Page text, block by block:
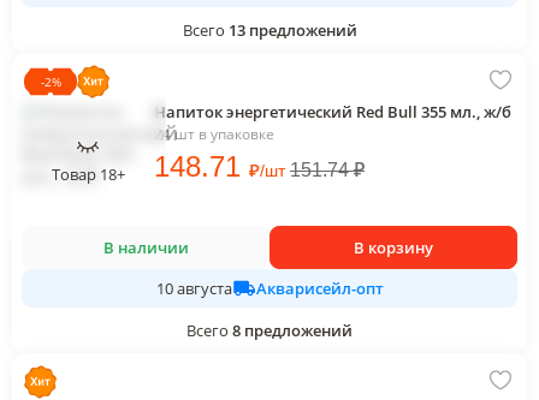
Всего 13 предложений
-2%
Товар 18+
Напиток энергетический Red Bull 355 мл., ж/б
24 шт в упаковке
148.71 ₽/шт 151.74 ₽
В наличии
В корзину
10 августа
Акварисейл-опт
Всего 8 предложений